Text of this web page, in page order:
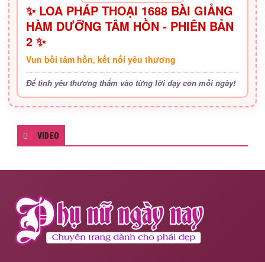
✨ LOA PHÁP THOẠI 1688 BÀI GIẢNG
HÀM DƯỠNG TÂM HỒN - PHIÊN BẢN
2 ✨
Vun bồi tâm hồn, kết nối yêu thương
Để tình yêu thương thấm vào từng lời dạy con mỗi ngày!
VIDEO